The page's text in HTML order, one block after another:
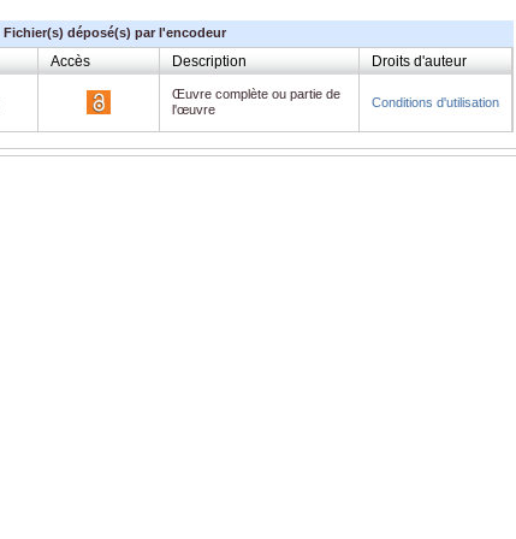
Fichier(s) déposé(s) par l'encodeur
Accès Description Droits d'auteur
Œuvre complète ou partie de
l'œuvre
Conditions d'utilisation